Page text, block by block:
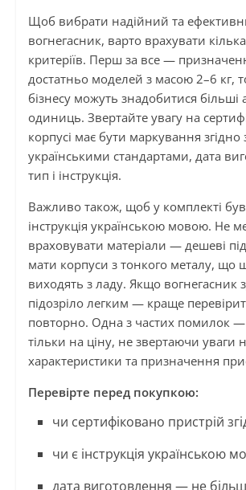
Щоб вибрати надійний та
вогнегасник, варто врахувати
критеріїв. Перш за все —
достатньо моделей з масою 2–6 кг,
бізнесу можуть знадобитися більші
одиниць. Звертайте увагу на
корпусі має бути маркування згідно
українськими стандартами, дата
тип і інструкція.
Важливо також, щоб у комплекті
інструкція українською мовою. Не
враховувати матеріали — дешеві
мати корпуси з тонкого металу, що
виходять з ладу. Якщо вогнегасник
підозріло легким — краще
повторно. Одна з частих помилок —
тільки на ціну, не звертаючи уваги
характеристики та призначення
Перевірте перед покупкою:
чи сертифіковано пристрій
чи є інструкція українською
дата виготовлення — не